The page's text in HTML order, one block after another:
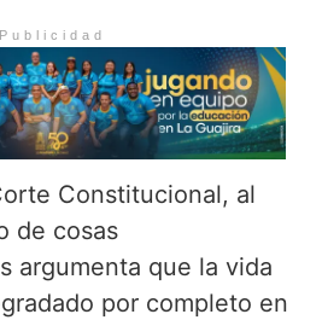
Publicidad
Constitucional, al
de cosas
argumenta que la vida
por completo en